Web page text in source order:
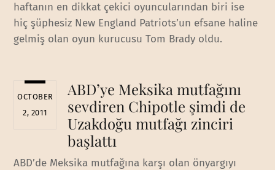
haftanın en dikkat çekici oyuncularından biri ise
hiç şüphesiz New England Patriots’un efsane haline
gelmiş olan oyun kurucusu Tom Brady oldu.
OCTOBER
2, 2011
ABD’ye Meksika mutfağını
sevdiren Chipotle şimdi de
Uzakdoğu mutfağı zinciri
başlattı
ABD’de Meksika mutfağına karşı olan önyargıyı